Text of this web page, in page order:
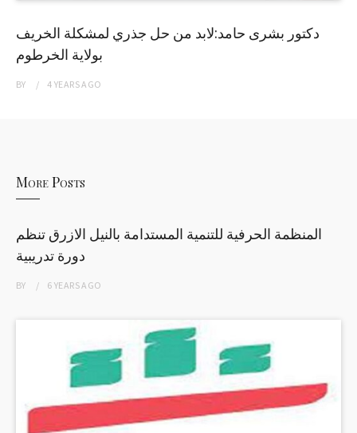
دكتور بشرى حامد:لابد من حل جذري لمشكلة الخريف
بولاية الخرطوم
BY 4 YEARSAGO
More Posts
المنظمة الحرفية للتنمية المستدامة بالنيل الازرق تنظم
دورة تدريبية
BY 6 YEARSAGO